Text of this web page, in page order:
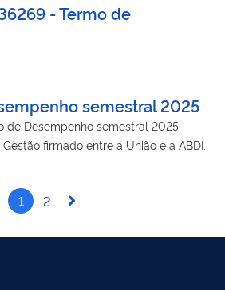
- Termo de
semestral 2025
de Desempenho semestral 2025
firmado entre a União e a ABDI.
1 2